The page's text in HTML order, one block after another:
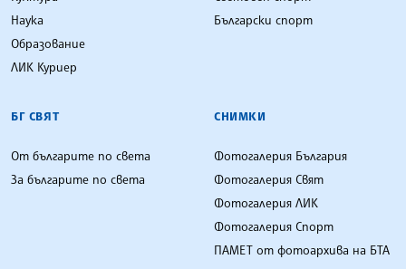
Наука
Образование
ЛИК Куриер
Български спорт
БГ СВЯТ
От българите по света
За българите по света
СНИМКИ
Фотогалерия България
Фотогалерия Свят
Фотогалерия ЛИК
Фотогалерия Спорт
ПАМЕТ от фотоархива на БТА